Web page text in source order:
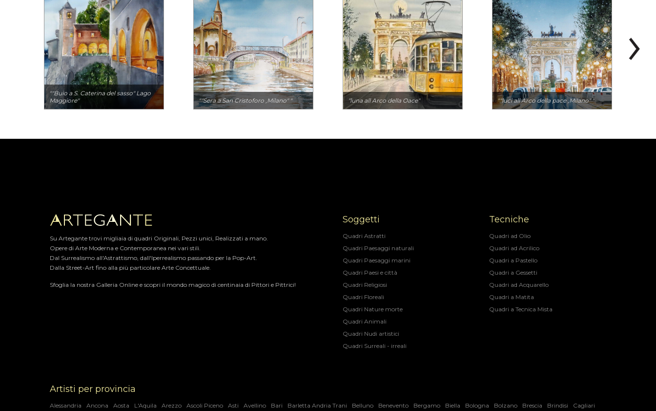
""Buio a S. Caterina del sasso" Lago
Maggiore"
""Sera a San Cristoforo ,Milano" " "luna all Arco della Oace" ""luci all Arco della pace ,Milano" "
Su Artegante trovi migliaia di quadri Originali, Pezzi unici, Realizzati a mano.
Opere di Arte Moderna e Contemporanea nei vari stili.​
Dal Surrealismo all'Astrattismo, dall'Iperrealismo passando per la Pop-Art.​
Dalla Street-Art fino alla più particolare Arte Concettuale.
Sfoglia la nostra Galleria Online e scopri il mondo magico di centinaia di Pittori e Pittrici!
Soggetti
Quadri Astratti
Quadri Paesaggi naturali
Quadri Paesaggi marini
Quadri Paesi e città
Quadri Religiosi
Quadri Floreali
Quadri Nature morte
Quadri Animali
Quadri Nudi artistici
Quadri Surreali - irreali
Tecniche
Quadri ad Olio
Quadri ad Acrilico
Quadri a Pastello
Quadri a Gessetti
Quadri ad Acquarello
Quadri a Matita
Quadri a Tecnica Mista
Artisti per provincia
Alessandria Ancona Aosta L'Aquila Arezzo Ascoli Piceno Asti Avellino Bari Barletta Andria Trani Belluno Benevento Bergamo Biella Bologna Bolzano Brescia Brindisi Cagliari